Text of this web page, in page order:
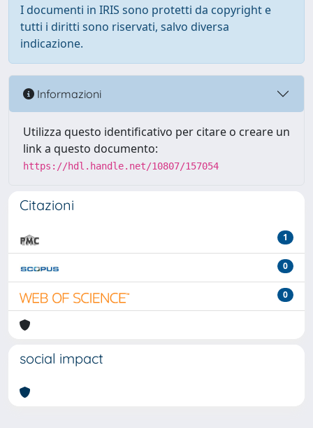
I documenti in IRIS sono protetti da copyright e
tutti i diritti sono riservati, salvo diversa
indicazione.
Informazioni
Utilizza questo identificativo per citare o creare un
link a questo documento:
https://hdl.handle.net/10807/157054
Citazioni
1
0
0
social impact